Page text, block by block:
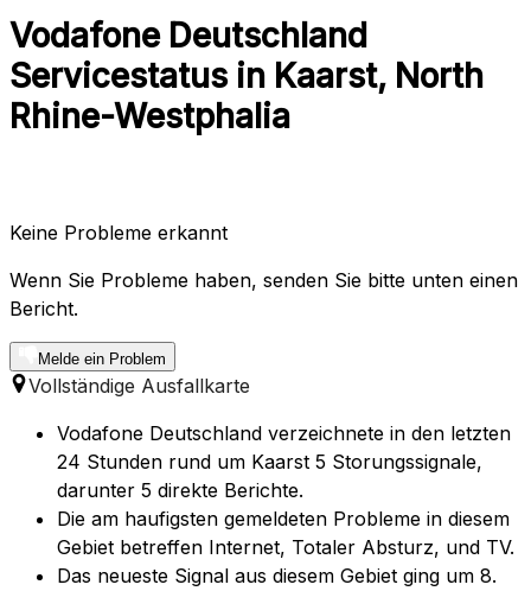
Vodafone Deutschland
Servicestatus in Kaarst, North
Rhine-Westphalia
Keine Probleme erkannt
Wenn Sie Probleme haben, senden Sie bitte unten einen
Bericht.
Melde ein Problem
Vollständige Ausfallkarte
Vodafone Deutschland verzeichnete in den letzten
24 Stunden rund um Kaarst 5 Storungssignale,
darunter 5 direkte Berichte.
Die am haufigsten gemeldeten Probleme in diesem
Gebiet betreffen Internet, Totaler Absturz, und TV.
Das neueste Signal aus diesem Gebiet ging um 8.